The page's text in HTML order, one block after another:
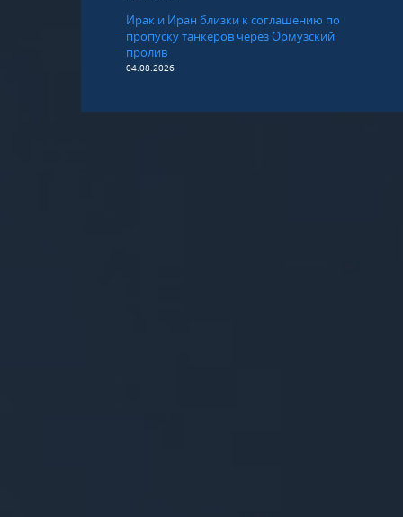
Ирак и Иран близки к соглашению по
пропуску танкеров через Ормузский
пролив
04.08.2026